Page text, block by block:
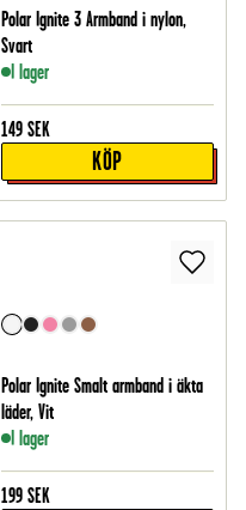
Polar Ignite 3 Armband i nylon,
Svart
I lager
149 SEK
KÖP
Polar Ignite Smalt armband i äkta
läder, Vit
I lager
199 SEK